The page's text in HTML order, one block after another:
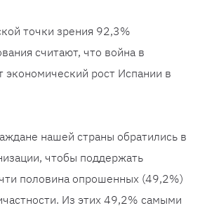
точки зрения 92,3%
считают, что война в
экономический рост Испании в
нашей страны обратились в
чтобы поддержать
половина опрошенных (49,2%)
Из этих 49,2% самыми